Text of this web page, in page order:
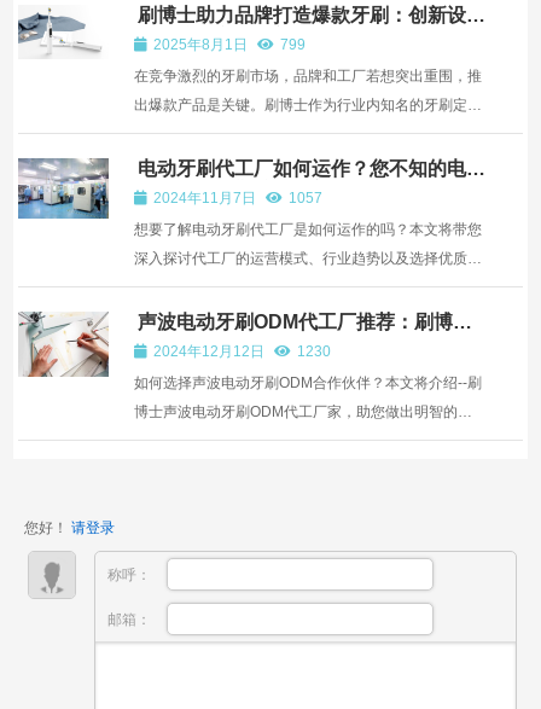
ODM 定制等服务，助力品牌和工厂打造针对不同宠物
口腔结构的专属清洁工具，有效预防宠物口腔疾病。​ 犬
用牙刷定制...
刷博士助力品牌打造爆款牙刷：创新设计
与品质保障双管齐下
2025年8月1日
799
在竞争激烈的牙刷市场，品牌和工厂若想突出重围，推
出爆款产品是关键。刷博士作为行业内知名的牙刷定制
工厂，凭借专业的服务，成为众多品牌和工厂打造爆款
的可靠合作伙伴。​ 刷博士的专业设计团队紧跟市场潮流
与消费者需求变化，持续推陈出新。针对当下流行的简
约时...
电动牙刷代工厂如何运作？您不知的电动
牙刷加工厂背后的秘密
2024年11月7日
1057
想要了解电动牙刷代工厂是如何运作的吗？本文将带您
深入探讨代工厂的运营模式、行业趋势以及选择优质代
工厂的关键因素。无论您是行业内人士还是对市场感兴
趣的消费者，这里都有您需要的信息。
声波电动牙刷ODM代工厂推荐：刷博士
电动牙刷ODM代工厂
2024年12月12日
1230
如何选择声波电动牙刷ODM合作伙伴？本文将介绍--刷
博士声波电动牙刷ODM代工厂家，助您做出明智的决
定，提升您的品牌价值与竞争力。
您好！ 请登录
称呼：
邮箱：